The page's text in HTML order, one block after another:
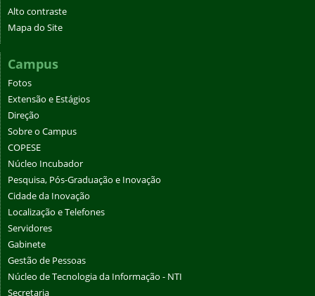
Alto contraste
Mapa do Site
Campus
Fotos
Extensão e Estágios
Direção
Sobre o Campus
COPESE
Núcleo Incubador
Pesquisa, Pós-Graduação e Inovação
Cidade da Inovação
Localização e Telefones
Servidores
Gabinete
Gestão de Pessoas
Núcleo de Tecnologia da Informação - NTI
Secretaria